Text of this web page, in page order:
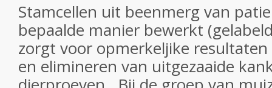
Stamcellen uit beenmerg van
bepaalde manier bewerkt
zorgt voor opmerkeljike
en elimineren van uitgezaaide